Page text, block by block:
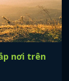
nơi trên